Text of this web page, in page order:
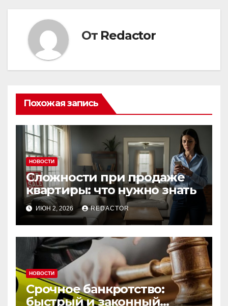
От Redactor
Похожая запись
НОВОСТИ
Сложности при продаже
квартиры: что нужно знать
ИЮН 2, 2026 REDACTOR
НОВОСТИ
Срочное банкротство:
быстрый и законный